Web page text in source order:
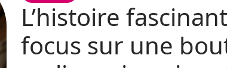
L’histoire
focus sur une